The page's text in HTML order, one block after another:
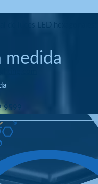
de luces LED hexagonales!
9599
medida